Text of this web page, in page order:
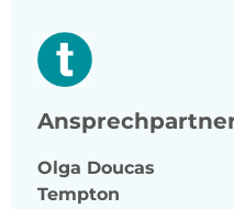
Olga Doucas
Tempton